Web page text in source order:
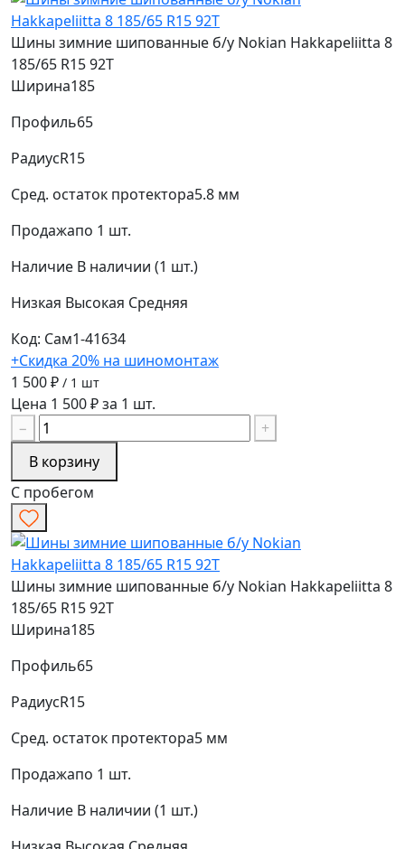
Шины зимние шипованные б/у Nokian Hakkapeliitta 8
185/65 R15 92T
Ширина185
Профиль65
РадиусR15
Сред. остаток протектора5.8 мм
Продажапо 1 шт.
Наличие В наличии (1 шт.)
Низкая Высокая Средняя
Код: Сам1-41634
+Скидка 20% на шиномонтаж
1 500 ₽ / 1 шт
Цена 1 500 ₽ за 1 шт.
−
+
В корзину
С пробегом
Шины зимние шипованные б/у Nokian Hakkapeliitta 8
185/65 R15 92T
Ширина185
Профиль65
РадиусR15
Сред. остаток протектора5 мм
Продажапо 1 шт.
Наличие В наличии (1 шт.)